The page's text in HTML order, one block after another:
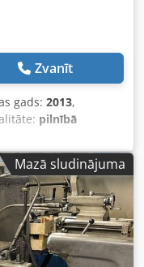
Zvanīt
gads: 2013,
pilnībā
R Galda izmērs
kg X-ass gājiens
gājiens 600 mm
Ātrgaitas
Piedziņas jauda
/ MAS 403 Magazīns
garums 300 mm
diametrs
Mazā sludinājuma